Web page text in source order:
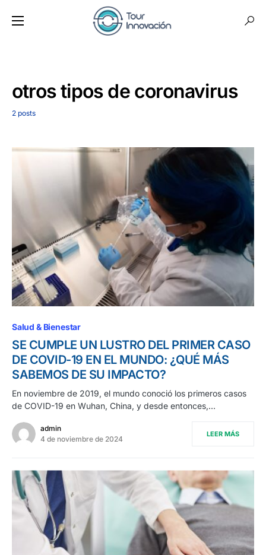
otros tipos de coronavirus
2 posts
Salud & Bienestar
SE CUMPLE UN LUSTRO DEL PRIMER CASO
DE COVID-19 EN EL MUNDO: ¿QUÉ MÁS
SABEMOS DE SU IMPACTO?
En noviembre de 2019, el mundo conoció los primeros casos
de COVID-19 en Wuhan, China, y desde entonces,…
admin
4 de noviembre de 2024
LEER MÁS